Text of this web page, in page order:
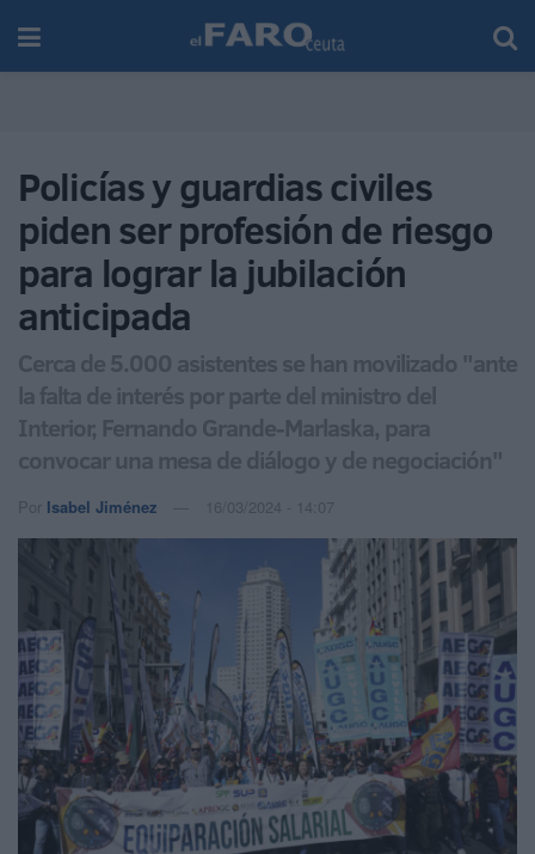
Policías y guardias civiles
piden ser profesión de riesgo
para lograr la jubilación
anticipada
Cerca de 5.000 asistentes se han movilizado "ante
la falta de interés por parte del ministro del
Interior, Fernando Grande-Marlaska, para
convocar una mesa de diálogo y de negociación"
Por Isabel Jiménez 16/03/2024 - 14:07